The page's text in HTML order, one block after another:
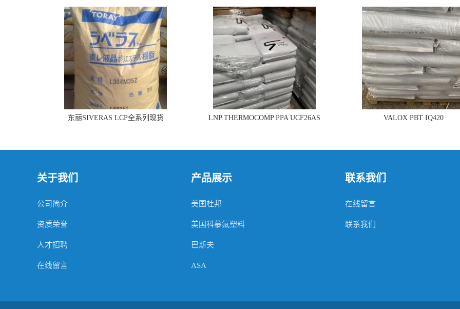
东丽SIVERAS LCP全系列现货 LNP THERMOCOMP PPA UCF26AS VALOX PBT IQ420
关于我们
公司简介
资质荣誉
人才招聘
在线留言
产品展示
美国杜邦
美国科慕氟塑料
巴斯夫
ASA
联系我们
在线留言
联系我们